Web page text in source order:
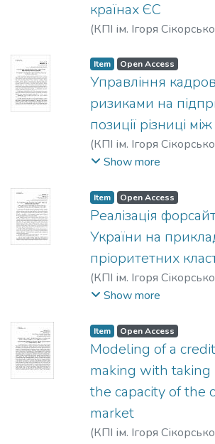
країнах ЄС
(КПІ ім. Ігоря
Item Open Access
Управління
ризиками на
позиції різниці
(КПІ ім. Ігоря
Піткельова, В. Є.
Show more
Item Open Access
Реалізація
України на
пріоритетних
(КПІ ім. Ігоря
Анастасія
Show more
Item Open Access
Modeling of a
making with taking
the capacity of the
market
(КПІ ім. Ігоря